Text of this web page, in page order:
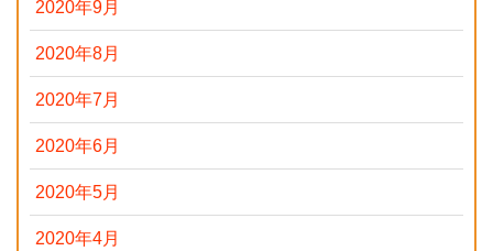
2020年9月
2020年8月
2020年7月
2020年6月
2020年5月
2020年4月